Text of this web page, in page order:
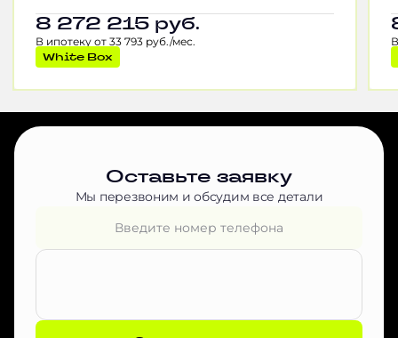
8 272 215 руб.
В ипотеку от 33 793 руб./мес.
White Box
Оставьте заявку
Мы перезвоним и обсудим все детали